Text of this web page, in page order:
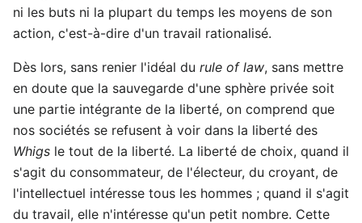
ni les buts ni la plupart du temps les moyens de son
action, c'est-à-dire d'un travail rationalisé.
Dès lors, sans renier l'idéal du rule of law, sans mettre
en doute que la sauvegarde d'une sphère privée soit
une partie intégrante de la liberté, on comprend que
nos sociétés se refusent à voir dans la liberté des
Whigs le tout de la liberté. La liberté de choix, quand il
s'agit du consommateur, de l'électeur, du croyant, de
l'intellectuel intéresse tous les hommes ; quand il s'agit
du travail, elle n'intéresse qu'un petit nombre. Cette